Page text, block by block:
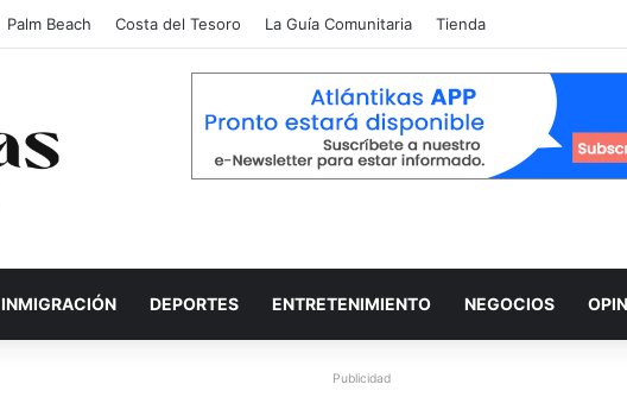
Palm Beach Costa del Tesoro La Guía Comunitaria Tienda
INMIGRACIÓN DEPORTES ENTRETENIMIENTO NEGOCIOS
Publicidad